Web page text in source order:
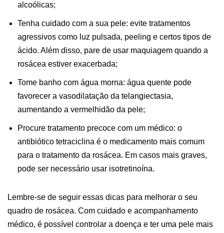
alcoólicas;
Tenha cuidado com a sua pele: evite tratamentos
agressivos como luz pulsada, peeling e certos tipos de
ácido. Além disso, pare de usar maquiagem quando a
rosácea estiver exacerbada;
Tome banho com água morna: água quente pode
favorecer a vasodilatação da telangiectasia,
aumentando a vermelhidão da pele;
Procure tratamento precoce com um médico: o
antibiótico tetraciclina é o medicamento mais comum
para o tratamento da rosácea. Em casos mais graves,
pode ser necessário usar isotretinoína.
Lembre-se de seguir essas dicas para melhorar o seu
quadro de rosácea. Com cuidado e acompanhamento
médico, é possível controlar a doença e ter uma pele mais